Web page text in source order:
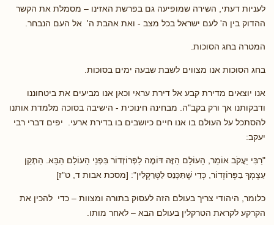
לעניות דעתי, השירה שמופיעה גם בפרשת האזינו – מסמלת את הקשר
ההדוק בין ה' לעם ישראל בכל מצב - ואת אהבת ה' אל העם הנבחר.
המטרה בחג הסוכות.
בחג הסוכות אנו מצווים לשבת שבעה ימים בסוכות.
אנו יוצאים מדירת קבע אל דירת עראי וכאן אנו מביעים את ביטחוננו
ודבקותנו אך ורק בקב"ה. מבחינה חינוכית - הישיבה בסוכה מלמדת אותנו
להסתכל על העולם בו אנו חיים כיושבים בו בדירת ארעי. יפים דברי רבי
יעקב:
"רַבִּי יַעֲקֹב אוֹמֵר, הָעוֹלָם הַזֶּה דּוֹמֶה לַפְּרוֹזְדוֹר בִּפְנֵי הָעוֹלָם הַבָּא. הַתְקֵן
עַצְמְךָ בַפְּרוֹזְדוֹר, כְּדֵי שֶׁתִּכָּנֵס לַטְּרַקְלִין": [מסכת אבות ד, ט"ז]
כלומר, היהודי צריך בעולם הזה לעסוק בתורה ומצוות – כדי להכין את
הקרקע לקראת הטרקלין בעולם הבא – לאחר מותו.